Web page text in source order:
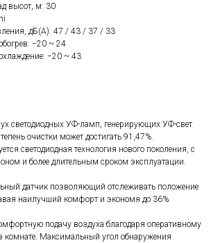
высот, м: 30
дБ(А): 47 / 43 / 37 / 33
−20 ~ 24
−20 ~ 43
светодиодных УФ-ламп, генерирующих УФ-свет
очистки может достигать 91,47%.
светодиодная технология нового поколения, с
и более длительным сроком эксплуатации.
датчик позволяющий отслеживать положение
наилучший комфорт и экономя до 36%
подачу воздуха благодаря оперативному
комнате. Максимальный угол обнаружения